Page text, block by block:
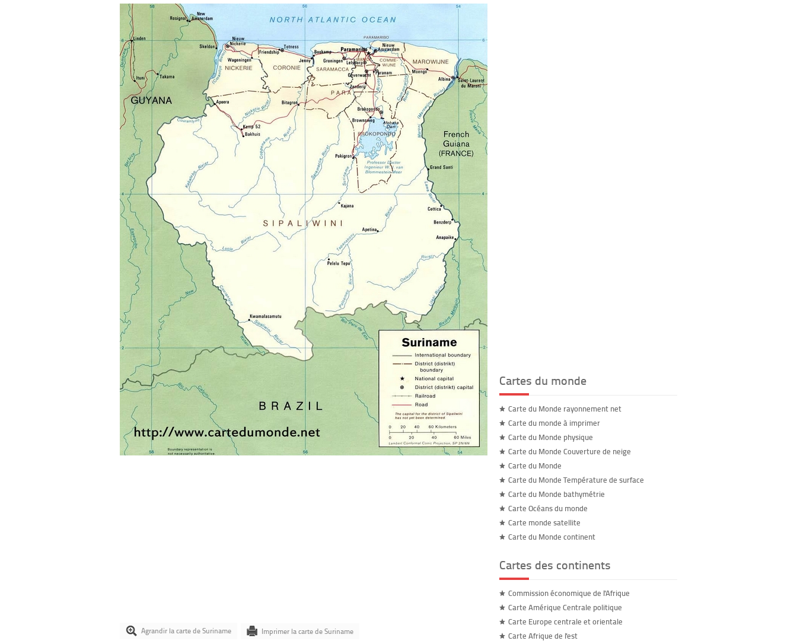
Agrandir la carte de Suriname Imprimer la carte de Suriname
Cartes du monde
Carte du Monde rayonnement net
Carte du monde à imprimer
Carte du Monde physique
Carte du Monde Couverture de neige
Carte du Monde
Carte du Monde Température de surface
Carte du Monde bathymétrie
Carte Océans du monde
Carte monde satellite
Carte du Monde continent
Cartes des continents
Commission économique de l'Afrique
Carte Amérique Centrale politique
Carte Europe centrale et orientale
Carte Afrique de l'est